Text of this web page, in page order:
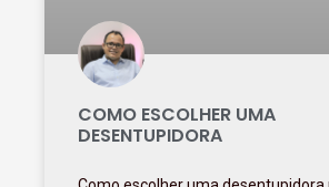
COMO ESCOLHER UMA
DESENTUPIDORA